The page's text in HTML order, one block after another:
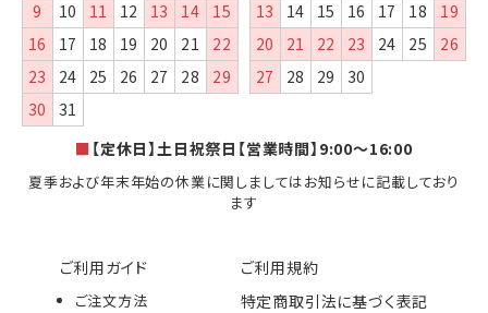
ご利用ガイド
ご注文方法
ご利用規約
特定商取引法に基づく表記
9
10 11 12 13 14
15
16
17 18 19 20 21
22
23
24 25 26 27 28
29
30
31
13
14 15 16 17 18
19
20
21 22 23 24 25
26
27
28 29 30
■ 【定休日】土日祝祭日【営業時間】9:00～16:00
夏季および年末年始の休業に関しましてはお知らせに記載しており
ます